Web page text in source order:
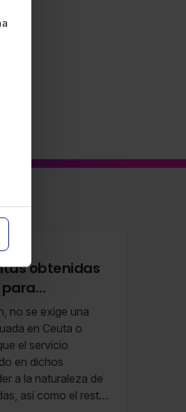
obtenidas
para
en
no se exige una
en Ceuta o
el servicio
en dichos
a la naturaleza de
así como el resto